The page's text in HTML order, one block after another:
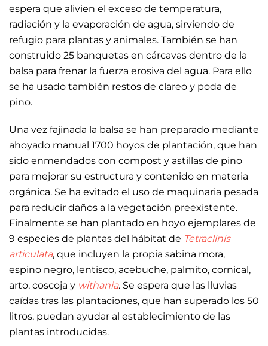
espera que alivien el exceso de temperatura,
radiación y la evaporación de agua, sirviendo de
refugio para plantas y animales. También se han
construido 25 banquetas en cárcavas dentro de la
balsa para frenar la fuerza erosiva del agua. Para ello
se ha usado también restos de clareo y poda de
pino.
Una vez fajinada la balsa se han preparado mediante
ahoyado manual 1700 hoyos de plantación, que han
sido enmendados con compost y astillas de pino
para mejorar su estructura y contenido en materia
orgánica. Se ha evitado el uso de maquinaria pesada
para reducir daños a la vegetación preexistente.
Finalmente se han plantado en hoyo ejemplares de
9 especies de plantas del hábitat de Tetraclinis
articulata, que incluyen la propia sabina mora,
espino negro, lentisco, acebuche, palmito, cornical,
arto, coscoja y withania. Se espera que las lluvias
caídas tras las plantaciones, que han superado los 50
litros, puedan ayudar al establecimiento de las
plantas introducidas.